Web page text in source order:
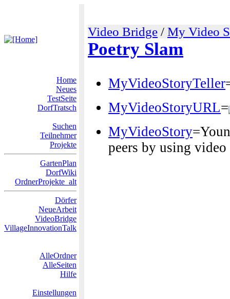
Video Bridge / My Video
Poetry Slam
Home
Neues
TestSeite
DorfTratsch
Suchen
Teilnehmer
Projekte
GartenPlan
DorfWiki
OrdnerProjekte_alt
Dörfer
NeueArbeit
VideoBridge
VillageInnovationTalk
AlleOrdner
AlleSeiten
Hilfe
Einstellungen
MyVideoStoryTeller
MyVideoStoryURL=
MyVideoStory
peers by using video